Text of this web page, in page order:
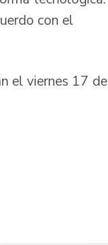
con el
el viernes 17 de